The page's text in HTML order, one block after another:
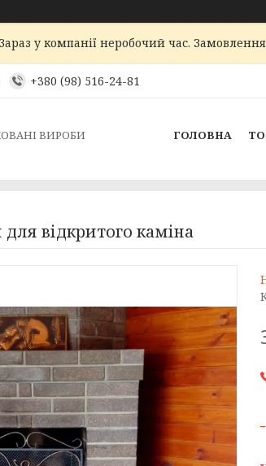
у компанії неробочий час.
+380 (98) 516-24-81
ВИРОБИ ГОЛОВНА
відкритого каміна